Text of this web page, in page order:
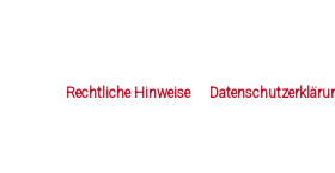
Rechtliche Hinweise